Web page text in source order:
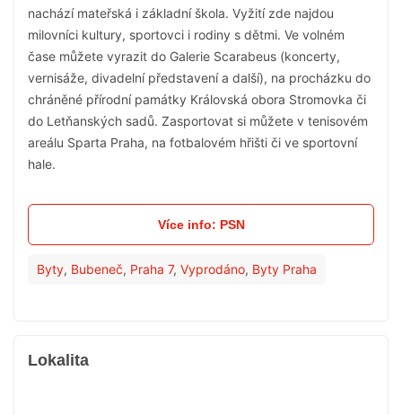
nachází mateřská i základní škola. Vyžití zde najdou
milovníci kultury, sportovci i rodiny s dětmi. Ve volném
čase můžete vyrazit do Galerie Scarabeus (koncerty,
vernisáže, divadelní představení a další), na procházku do
chráněné přírodní památky Královská obora Stromovka či
do Letňanských sadů. Zasportovat si můžete v tenisovém
areálu Sparta Praha, na fotbalovém hřišti či ve sportovní
hale.
Více info: PSN
Byty, Bubeneč, Praha 7, Vyprodáno, Byty Praha
Lokalita